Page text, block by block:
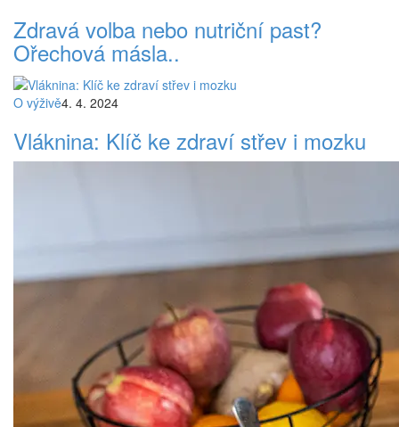
Zdravá volba nebo nutriční past?
Ořechová másla..
O výživě4. 4. 2024
Vláknina: Klíč ke zdraví střev i mozku